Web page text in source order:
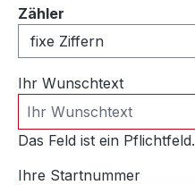
Zähler
Ihr Wunschtext
Das Feld ist ein Pflichtfeld.
Ihre Startnummer